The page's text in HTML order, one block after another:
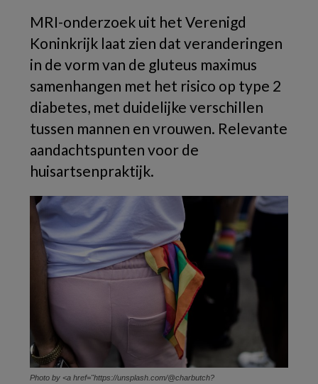
MRI-onderzoek uit het Verenigd
Koninkrijk laat zien dat veranderingen
in de vorm van de gluteus maximus
samenhangen met het risico op type 2
diabetes, met duidelijke verschillen
tussen mannen en vrouwen. Relevante
aandachtspunten voor de
huisartsenpraktijk.
Photo by <a href="https://unsplash.com/@charbutch?